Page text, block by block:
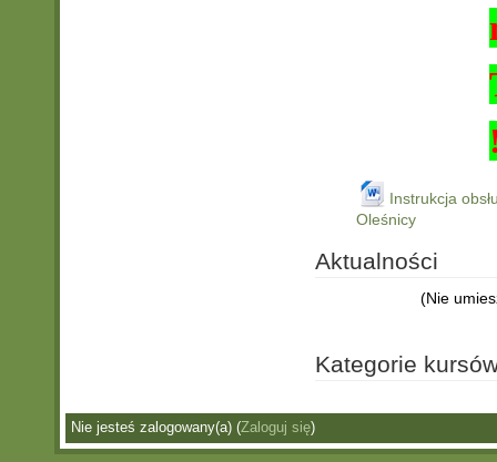
Instrukcja
Oleśnicy
Aktualności
(Nie
Kategorie
Nie jesteś zalogowany(a) (Zaloguj się)